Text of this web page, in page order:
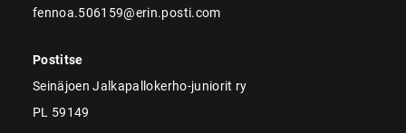
fennoa.506159@erin.posti.com
Postitse
Seinäjoen Jalkapallokerho-juniorit ry
PL 59149